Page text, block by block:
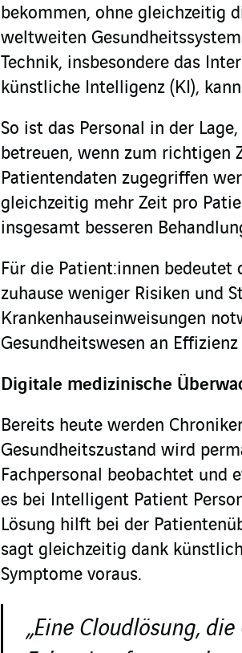
bekommen, ohne gleichzeitig
weltweiten
Technik, insbesondere das
künstliche Intelligenz (KI),
So ist das Personal in der
betreuen, wenn zum richtigen
Patientendaten zugegriffen
gleichzeitig mehr Zeit pro
insgesamt besseren
Für die Patient:innen bedeutet
zuhause weniger Risiken und
Krankenhauseinweisungen
Gesundheitswesen an
Digitale medizinische
Bereits heute werden
Gesundheitszustand wird
Fachpersonal beobachtet und
es bei Intelligent Patient
Lösung hilft bei der
sagt gleichzeitig dank
Symptome voraus.
„Eine Cloudlösung,